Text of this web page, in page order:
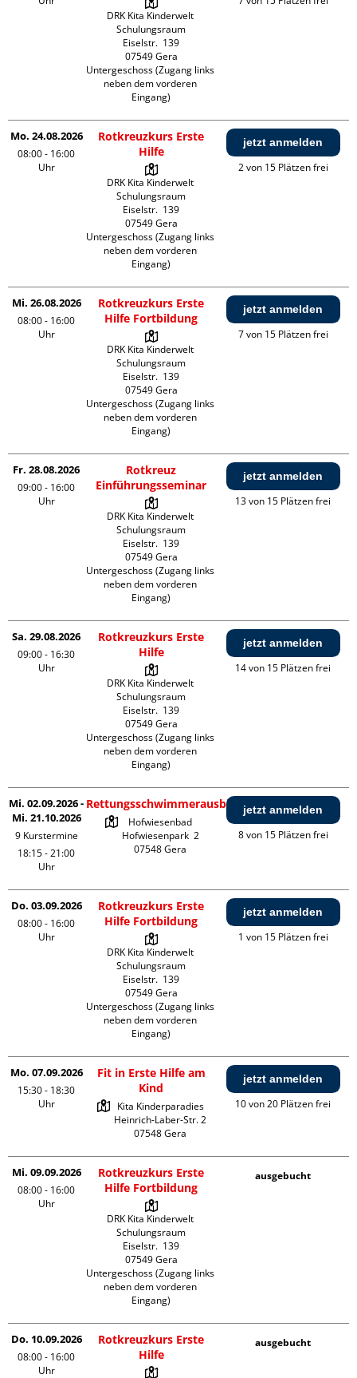
DRK Kita Kinderwelt
Schulungsraum
Eiselstr.  139
07549 Gera
Untergeschoss (Zugang links
neben dem vorderen
Eingang)
Mo. 24.08.2026
08:00 - 16:00
Uhr
Rotkreuzkurs Erste
Hilfe
DRK Kita Kinderwelt
Schulungsraum
Eiselstr.  139
07549 Gera
Untergeschoss (Zugang links
neben dem vorderen
Eingang)
jetzt anmelden
2 von 15 Plätzen frei
Mi. 26.08.2026
08:00 - 16:00
Uhr
Rotkreuzkurs Erste
Hilfe Fortbildung
DRK Kita Kinderwelt
Schulungsraum
Eiselstr.  139
07549 Gera
Untergeschoss (Zugang links
neben dem vorderen
Eingang)
jetzt anmelden
7 von 15 Plätzen frei
Fr. 28.08.2026
09:00 - 16:00
Uhr
Rotkreuz
Einführungsseminar
DRK Kita Kinderwelt
Schulungsraum
Eiselstr.  139
07549 Gera
Untergeschoss (Zugang links
neben dem vorderen
Eingang)
jetzt anmelden
13 von 15 Plätzen frei
Sa. 29.08.2026
09:00 - 16:30
Uhr
Rotkreuzkurs Erste
Hilfe
DRK Kita Kinderwelt
Schulungsraum
Eiselstr.  139
07549 Gera
Untergeschoss (Zugang links
neben dem vorderen
Eingang)
jetzt anmelden
14 von 15 Plätzen frei
Mi. 02.09.2026 -
Mi. 21.10.2026
9 Kurstermine
18:15 - 21:00
Uhr
Rettungsschwimmerausbildung
Hofwiesenbad
Hofwiesenpark  2
jetzt anmelden
8 von 15 Plätzen frei
Do. 03.09.2026
08:00 - 16:00
Uhr
Rotkreuzkurs Erste
Hilfe Fortbildung
DRK Kita Kinderwelt
Schulungsraum
Eiselstr.  139
07549 Gera
Untergeschoss (Zugang links
neben dem vorderen
Eingang)
jetzt anmelden
1 von 15 Plätzen frei
Mo. 07.09.2026
15:30 - 18:30
Uhr
Fit in Erste Hilfe am
Kind
Kita Kinderparadies
Heinrich-Laber-Str. 2
jetzt anmelden
10 von 20 Plätzen frei
Mi. 09.09.2026
08:00 - 16:00
Uhr
Rotkreuzkurs Erste
Hilfe Fortbildung
DRK Kita Kinderwelt
Schulungsraum
Eiselstr.  139
07549 Gera
Untergeschoss (Zugang links
neben dem vorderen
Eingang)
ausgebucht
Do. 10.09.2026
08:00 - 16:00
Uhr
Rotkreuzkurs Erste
Hilfe
ausgebucht